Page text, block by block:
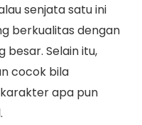
senjata satu ini
berkualitas dengan
besar. Selain itu,
cocok bila
apa pun